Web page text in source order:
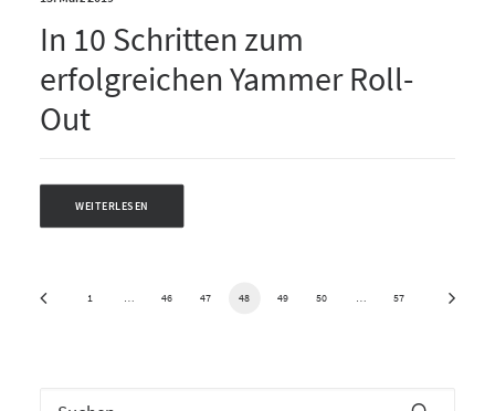
In 10 Schritten zum
erfolgreichen Yammer Roll-
Out
WEITERLESEN
1 46 47 48 49 50 57